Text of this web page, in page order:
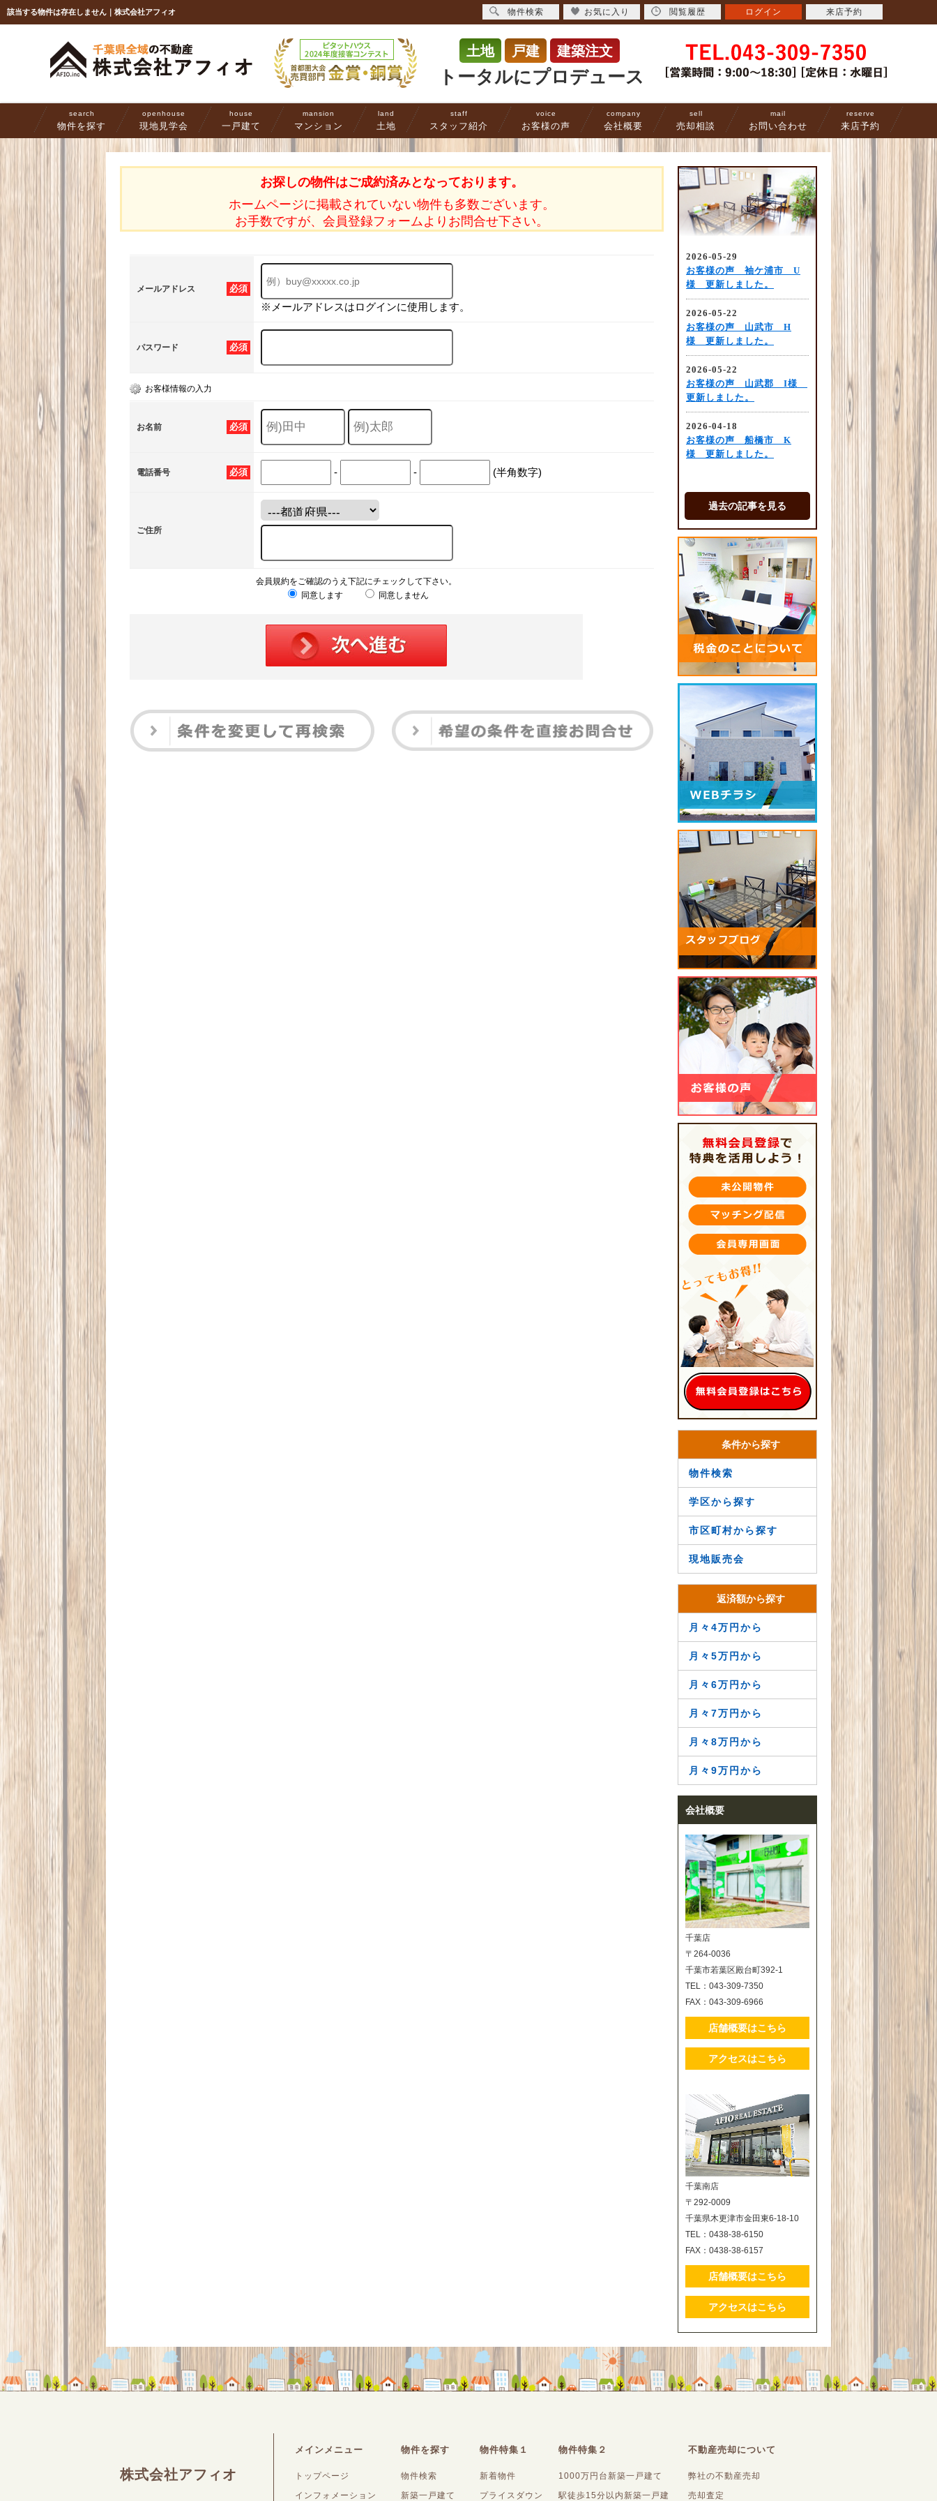
該当する物件は存在しません｜株式会社アフィオ
土地 戸建 建築注文
トータルにプロデュース
search
物件を探す
openhouse
現地見学会
house
一戸建て
mansion
マンション
land
土地
staff
スタッフ紹介
voice
お客様の声
company
会社概要
sell
売却相談
mail
お問い合わせ
reserve
来店予約
お探しの物件はご成約済みとなっております。
ホームページに掲載されていない物件も多数ございます。
お手数ですが、会員登録フォームよりお問合せ下さい。
必須
メールアドレス
※メールアドレスはログインに使用します。
必須
パスワード
お客様情報の入力
必須
お名前
必須
電話番号 - - (半角数字)
ご住所
会員規約をご確認のうえ下記にチェックして下さい。
同意します
同意しません
過去の記事を見る
条件から探す
物件検索
学区から探す
市区町村から探す
現地販売会
返済額から探す
月々4万円から
月々5万円から
月々6万円から
月々7万円から
月々8万円から
月々9万円から
会社概要
千葉店
〒264-0036
千葉市若葉区殿台町392-1
TEL：043-309-7350
FAX：043-309-6966
店舗概要はこちら
アクセスはこちら
千葉南店
〒292-0009
千葉県木更津市金田東6-18-10
TEL：0438-38-6150
FAX：0438-38-6157
店舗概要はこちら
アクセスはこちら
株式会社アフィオ
メインメニュー
トップページ
インフォメーション
物件を探す
物件検索
新築一戸建て
物件特集１
新着物件
プライスダウン
物件特集２
1000万円台新築一戸建て
駅徒歩15分以内新築一戸建
不動産売却について
弊社の不動産売却
売却査定
物件検索 お気に入り 閲覧履歴 ログイン 来店予約